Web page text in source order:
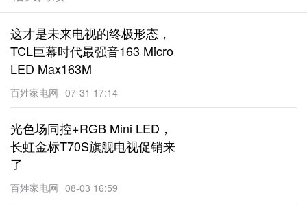
这才是未来电视的终极形态，
TCL巨幕时代最强音163 Micro
LED Max163M
百姓家电网 07-31 17:14
光色场同控+RGB Mini LED，
长虹金标T70S旗舰电视促销来
了
百姓家电网 08-03 16:59